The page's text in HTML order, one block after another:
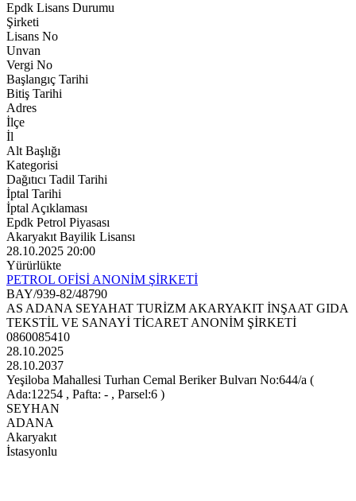
Epdk Lisans Durumu
Şirketi
Lisans No
Unvan
Vergi No
Başlangıç Tarihi
Bitiş Tarihi
Adres
İlçe
İl
Alt Başlığı
Kategorisi
Dağıtıcı Tadil Tarihi
İptal Tarihi
İptal Açıklaması
Epdk Petrol Piyasası
Akaryakıt Bayilik Lisansı
28.10.2025 20:00
Yürürlükte
PETROL OFİSİ ANONİM ŞİRKETİ
BAY/939-82/48790
AS ADANA SEYAHAT TURİZM AKARYAKIT İNŞAAT GIDA
TEKSTİL VE SANAYİ TİCARET ANONİM ŞİRKETİ
0860085410
28.10.2025
28.10.2037
Yeşiloba Mahallesi Turhan Cemal Beriker Bulvarı No:644/a (
Ada:12254 , Pafta: - , Parsel:6 )
SEYHAN
ADANA
Akaryakıt
İstasyonlu